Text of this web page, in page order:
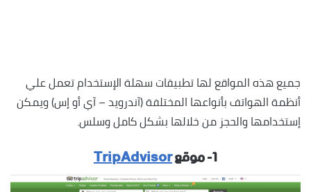
جميع هذه المواقع لها تطبيقات سهلة الإستخدام تعمل علي
أنظمة الهواتف بأنواعها المختلفة (آندرويد – آي أو إس) ويمكن
إستخدامها والحجز من خلالها بشكل كامل وسلس.
١- موقع TripAdvisor